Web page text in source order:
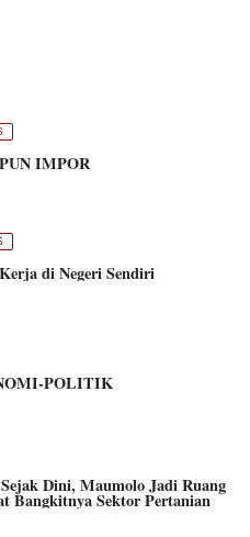
IMPOR
di Negeri Sendiri
POLITIK
Dini, Maumolo Jadi Ruang
Bangkitnya Sektor Pertanian